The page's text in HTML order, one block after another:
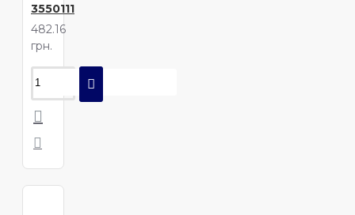
3550111
482.16
грн.